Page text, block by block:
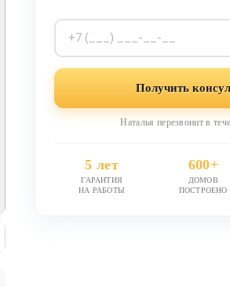
Получить
Наталья перезвонит в
5 лет
ГАРАНТИЯ
НА РАБОТЫ
600+
ДОМОВ
ПОСТРОЕНО